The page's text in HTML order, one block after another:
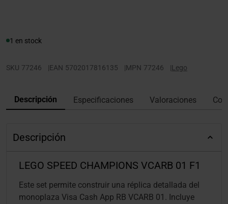
1 en stock
SKU 77246 |EAN 5702017816135 |MPN 77246 |Lego
Descripción Especificaciones Valoraciones
Descripción
LEGO SPEED CHAMPIONS VCARB 01 F1
Este set permite construir una réplica detallada del
monoplaza Visa Cash App RB VCARB 01. Incluye